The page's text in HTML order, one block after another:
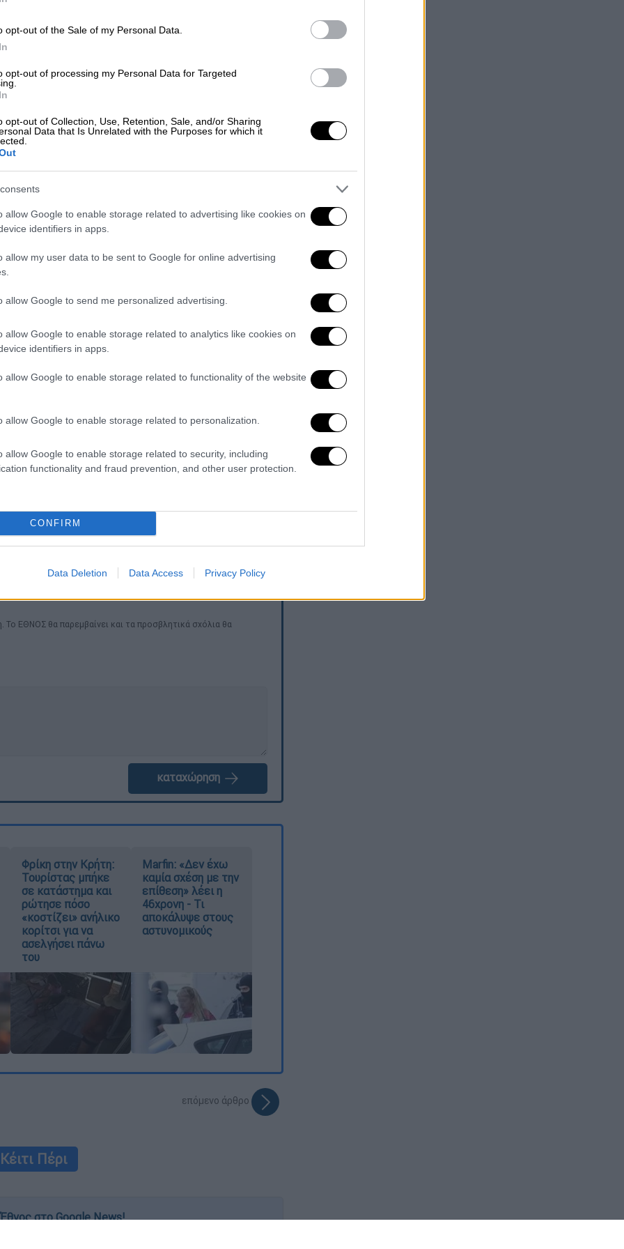
opt-out of the Sale of my Personal Data.
opt-out of processing my Personal Data for Targeted
opt-out of Collection, Use, Retention, Sale, and/or Sharing
Data that Is Unrelated with the Purposes for which it
allow Google to enable storage related to advertising like cookies on
identifiers in apps.
allow my user data to be sent to Google for online advertising
allow Google to send me personalized advertising.
allow Google to enable storage related to analytics like cookies on
identifiers in apps.
allow Google to enable storage related to functionality of the website
allow Google to enable storage related to personalization.
allow Google to enable storage related to security, including
functionality and fraud prevention, and other user protection.
CONFIRM
Data Deletion Data Access Privacy Policy
του «Superman» και του «Lenny»,
γνωρίσει την οικογένεια της συντρόφου
σχέση.
διατηρώντας χαμηλό προφίλ
στην Ελβετία, διαμένοντας σε
το Σαββατοκύριακο στο πεντάστερο
βγαίνουν διακριτικά εδώ και
δεμένη οικογένεια». Παρά την
και η Λέμελ στη Νέα Υόρκη –
28, have been 'quietly dating for
https://t.co/FqNxZxKGDb
March 24, 2026
τον προηγούμενο μήνα,
το Super Bowl στη Σάντα Κλάρα της
μαζί μια κόρη, τη Ντέιζι, η οποία
και έχει συνεργαστεί με μεγάλα
και η YSL Beauty, ενώ η καριέρα της στο
της μόδας και της διεθνούς showbiz.
ΕΘΝΟΣ θα παρεμβαίνει και τα προσβλητικά σχόλια θα
καταχώρηση
Φρίκη στην Κρήτη:
Τουρίστας μπήκε
σε κατάστημα και
ρώτησε πόσο
«κοστίζει» ανήλικο
κορίτσι για να
ασελγήσει πάνω
του
Marfin: «Δεν έχω
καμία σχέση με την
επίθεση» λέει η
46χρονη - Τι
αποκάλυψε στους
αστυνομικούς
επόμενο άρθρο
Κέιτι Πέρι
στο Google News!